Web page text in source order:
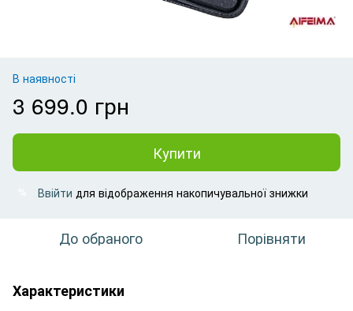
В наявності
3 699.0 грн
Купити
Ввійти для відображення накопичувальної знижки
До обраного Порівняти
Характеристики